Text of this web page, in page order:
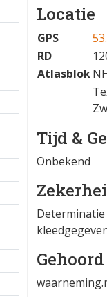
Locatie
GPS
RD
Atlasblok
Tijd &
Onbekend